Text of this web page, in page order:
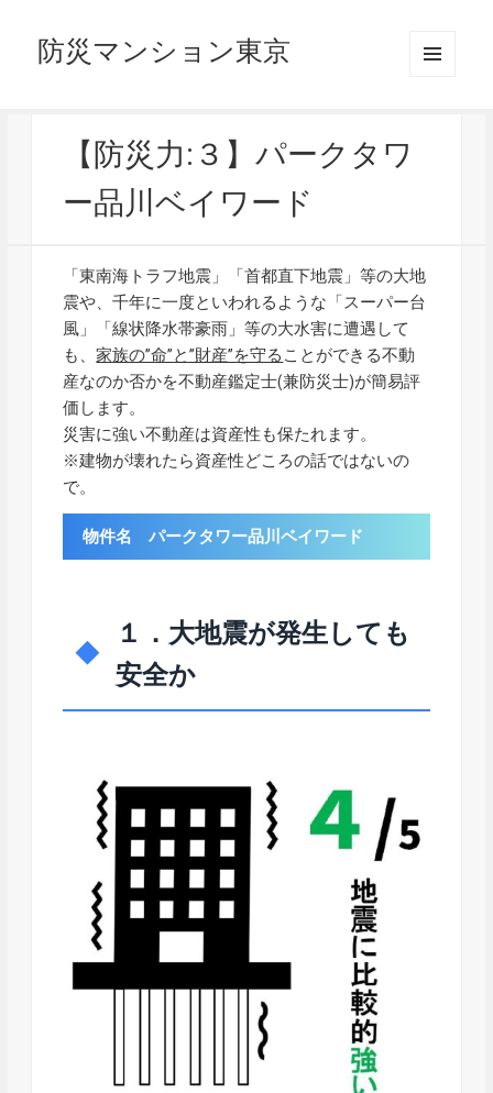
防災マンション東京
【防災力:３】パークタワ
ー品川ベイワード
「東南海トラフ地震」「首都直下地震」等の大地
震や、千年に一度といわれるような「スーパー台
風」「線状降水帯豪雨」等の大水害に遭遇して
も、家族の”命”と”財産”を守る ことができる不動
産なのか否かを不動産鑑定士(兼防災士)が簡易評
価します。
災害に強い不動産は資産性も保たれます。
※建物が壊れたら資産性どころの話ではないの
で。
物件名 パークタワー品川ベイワード
１．大地震が発生しても
安全か